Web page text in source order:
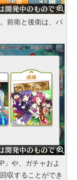
前衛と後衛は、バ
」や、ガチャおよ
収することができ